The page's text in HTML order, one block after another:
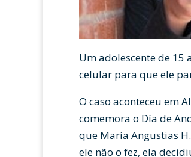
Um adolescente de 15
celular para que ele
O caso aconteceu em
comemora o Día de
que María Angustias
ele não o fez, ela